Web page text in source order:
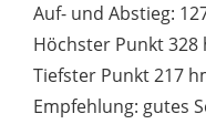
Auf- und Abstieg:
Höchster Punkt 328
Tiefster Punkt 217
Empfehlung: gutes